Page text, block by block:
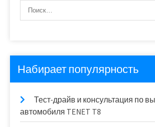
Набирает популярность
Тест-драйв и консультация по
автомобиля TENET T8